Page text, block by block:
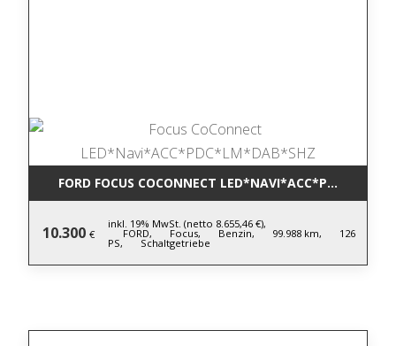
FORD FOCUS COCONNECT
10.300 €
inkl. 19% MwSt. (netto 8.655,46 €),
FORD, Focus, Benzin, 99.988 km, 126
PS, Schaltgetriebe